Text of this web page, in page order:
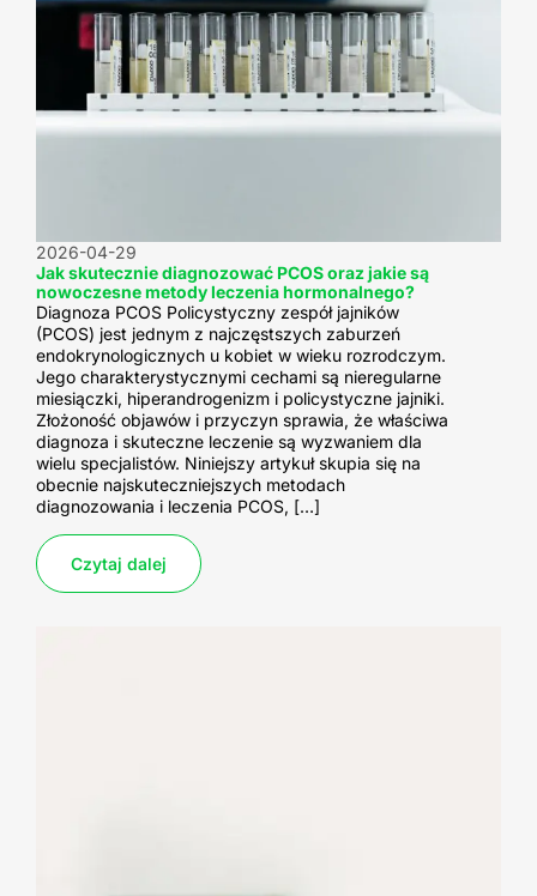
Jak skutecznie diagnozować PCOS oraz jakie są
nowoczesne metody leczenia hormonalnego?
2026-04-29
Diagnoza PCOS Policystyczny zespół jajników
(PCOS) jest jednym z najczęstszych zaburzeń
endokrynologicznych u kobiet w wieku rozrodczym.
Jego charakterystycznymi cechami są nieregularne
miesiączki, hiperandrogenizm i policystyczne jajniki.
Złożoność objawów i przyczyn sprawia, że właściwa
diagnoza i skuteczne leczenie są wyzwaniem dla
wielu specjalistów. Niniejszy artykuł skupia się na
obecnie najskuteczniejszych metodach
diagnozowania i leczenia PCOS, […]
Czytaj dalej